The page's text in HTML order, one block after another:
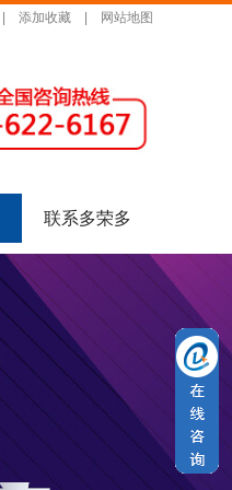
添加收藏 网站地图
联系多荣多